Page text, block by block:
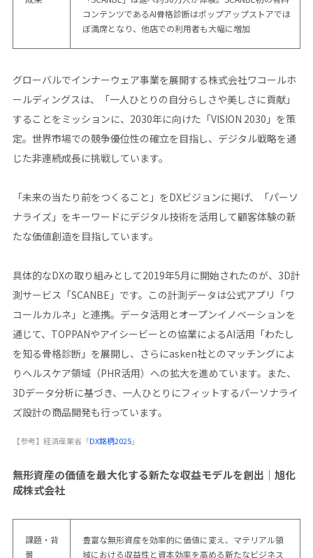
コンテンツであるAI骨格診断はポップアップストアでほ
ぼ満席となり、他店での利用者も大幅に増加
グローバルでインナーウェア事業を展開する株式会社ワコールホ
ールディングスは、「一人ひとりの自分らしさや美しさに貢献」
することをミッションに、2030年に向けた「VISION 2030」を策
定。世界市場での競争優位性の確立を目指し、デジタル戦略を通
じた非連続成長に挑戦しています。
「未来の当たり前をつくること」をDXビジョンに掲げ、「パーソ
ナライズ」をキーワードにデジタル技術を活用して顧客体験の新
たな価値創造を目指しています。
具体的なDXの取り組みとして2019年5月に開始されたのが、3D計
測サービス「SCANBE」です。この計測データは公式アプリ「ワ
コールカルネ」と連携。データ活用とオープンイノベーションを
通じて、TOPPANやアイシービーとの協業によるAI活用「わたし
を知る骨格診断」を展開し、さらにasken社とのマッチングによ
りヘルスケア領域（PHR活用）への拡大を進めています。また、
3Dデータ分析に基づき、一人ひとりにフィットするパーソナライ
ズ設計の商品開発も行っています。
【参考】経済産業省「DX銘柄2025」
無形資産の価値を最大化する新たな収益モデルを創出｜旭化
成株式会社
課題・背
景
豊富な無形資産を効率的に価値に変え、マテリアル領
域における収益性と資本効率を高める新たなビジネス